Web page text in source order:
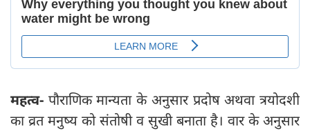
महत्व- पौराणिक मान्यता के अनुसार प्रदोष अथवा त्रयोदशी
का व्रत मनुष्य को संतोषी व सुखी बनाता है। वार के अनुसार